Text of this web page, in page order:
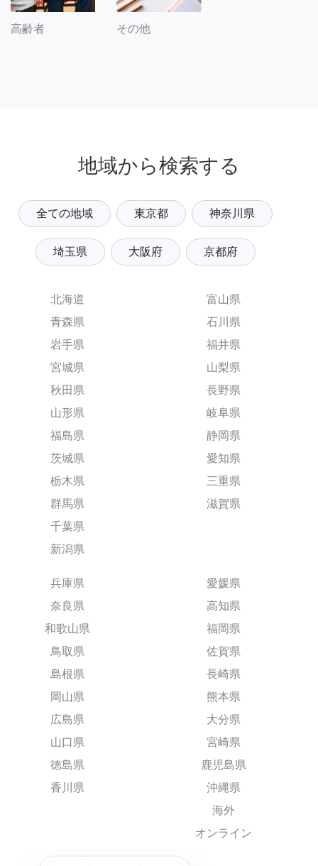
高齢者 その他
地域から検索する
全ての地域 東京都 神奈川県
埼玉県 大阪府 京都府
北海道
青森県
岩手県
宮城県
秋田県
山形県
福島県
茨城県
栃木県
群馬県
千葉県
新潟県
富山県
石川県
福井県
山梨県
長野県
岐阜県
静岡県
愛知県
三重県
滋賀県
兵庫県
奈良県
和歌山県
鳥取県
島根県
岡山県
広島県
山口県
徳島県
香川県
愛媛県
高知県
福岡県
佐賀県
長崎県
熊本県
大分県
宮崎県
鹿児島県
沖縄県
海外
オンライン